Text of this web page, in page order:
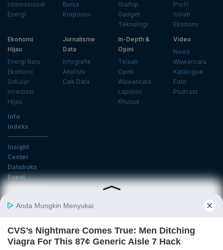
Internasional
Energi
Bursa
Korporasi
Startup
Gadget
Teknologi
Profil
Istilah
Ekonomi
Ekonomi
Hijau
Energi Baru
Ekonomi
Sirkular
Investasi
Hijau
Jurnalisme
Data
Infografik
Analisis
Cek Data
In-Depth &
Opini
Telaah
Opini
Wawancara
Laporan
Khusus
Video
News
Wawancara
Katalogue
Foto
Podcast
Info
Indeks
Insight
Center
Databoks
Event
KatadataOto
Email
Daftar